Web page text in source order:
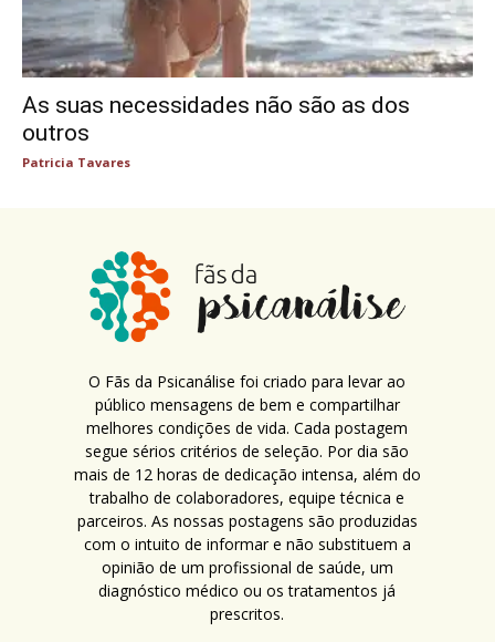
As suas necessidades não são as dos
outros
Patricia Tavares
O Fãs da Psicanálise foi criado para levar ao
público mensagens de bem e compartilhar
melhores condições de vida. Cada postagem
segue sérios critérios de seleção. Por dia são
mais de 12 horas de dedicação intensa, além do
trabalho de colaboradores, equipe técnica e
parceiros. As nossas postagens são produzidas
com o intuito de informar e não substituem a
opinião de um profissional de saúde, um
diagnóstico médico ou os tratamentos já
prescritos.